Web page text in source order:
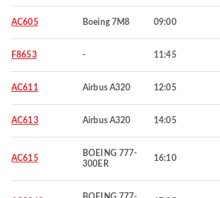
AC605 Boeing 7M8 09:00
F8653 - 11:45
AC611 Airbus A320 12:05
AC613 Airbus A320 14:05
AC615
BOEING 777-
300ER
16:10